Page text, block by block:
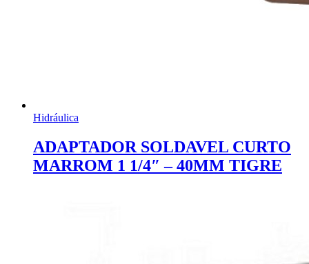
Hidráulica
ADAPTADOR SOLDAVEL CURTO
MARROM 1 1/4″ – 40MM TIGRE